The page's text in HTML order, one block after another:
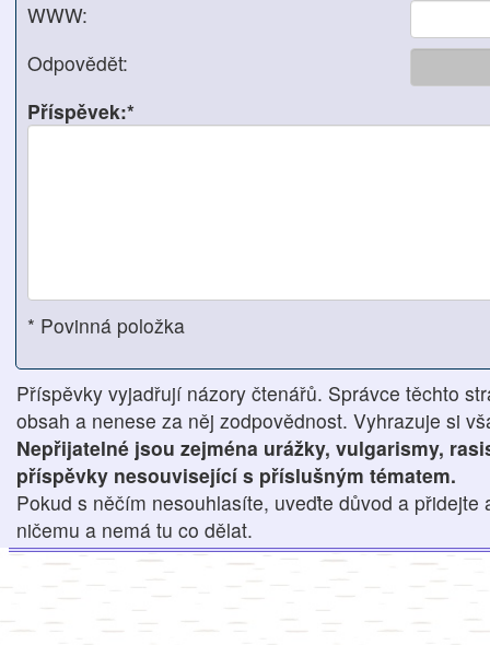
WWW:
Odpovědět:
Příspěvek:*
* Povinná položka
Příspěvky vyjadřují názory čtenářů. Správce těchto
obsah a nenese za něj zodpovědnost. Vyhrazuje si
Nepřijatelné jsou zejména urážky, vulgarismy,
příspěvky nesouvisející s příslušným tématem.
Pokud s něčím nesouhlasíte, uveďte důvod a přidejte
ničemu a nemá tu co dělat.